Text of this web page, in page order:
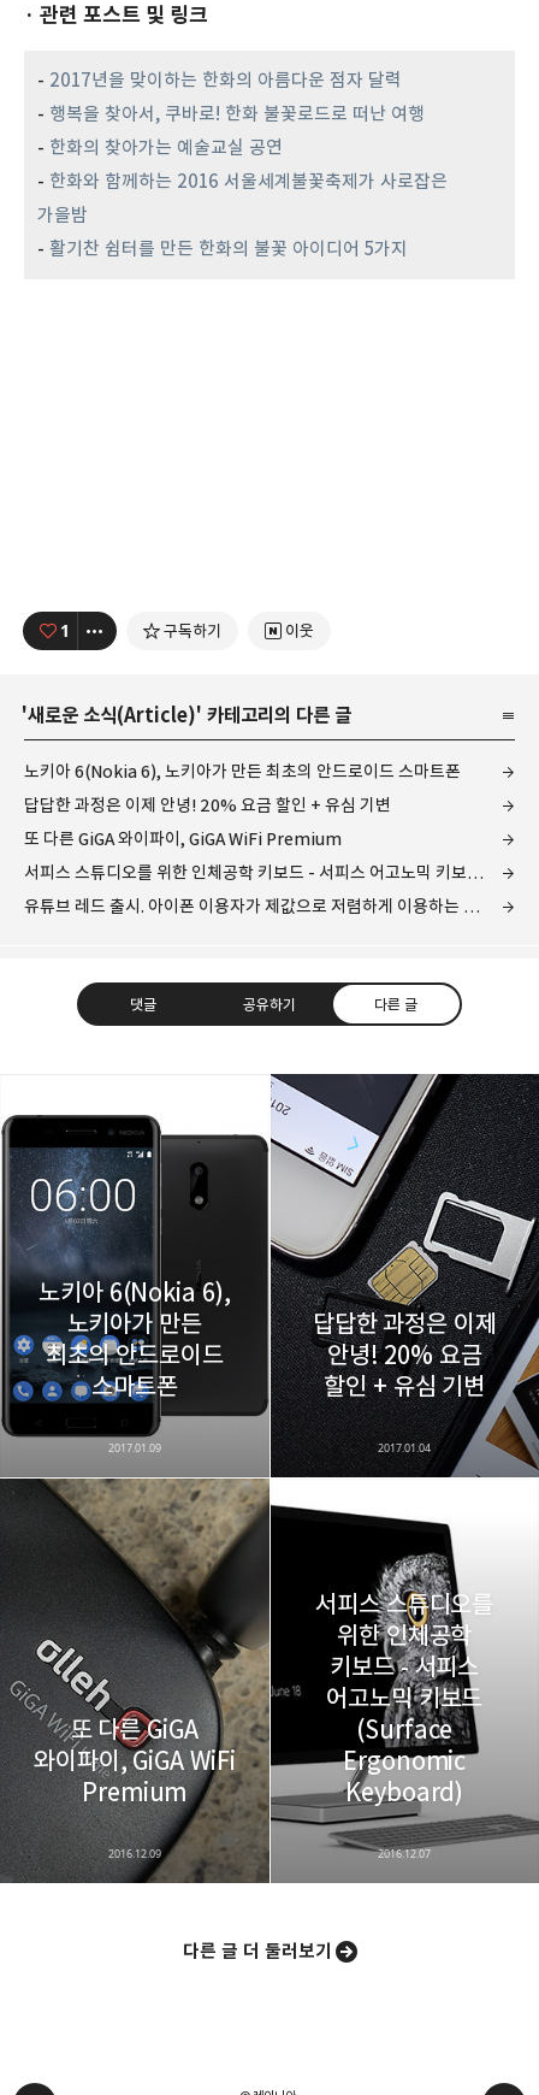
· 관련 포스트 및 링크
- 2017년을 맞이하는 한화의 아름다운 점자 달력
- 행복을 찾아서, 쿠바로! 한화 불꽃로드로 떠난 여행
- 한화의 찾아가는 예술교실 공연
- 한화와 함께하는 2016 서울세계불꽃축제가 사로잡은
가을밤
- 활기찬 쉼터를 만든 한화의 불꽃 아이디어 5가지
1 구독하기 이웃
'새로운 소식(Article)' 카테고리의 다른 글
노키아 6(Nokia 6), 노키아가 만든 최초의 안드로이드 스마트폰
답답한 과정은 이제 안녕! 20% 요금 할인 + 유심 기변
또 다른 GiGA 와이파이, GiGA WiFi Premium
서피스 스튜디오를 위한 인체공학 키보드 - 서피스 어고노믹 키보드(Surface Ergonomic Keyboard)
유튜브 레드 출시. 아이폰 이용자가 제값으로 저렴하게 이용하는 방법은?
댓글 공유하기 다른 글
레이니아
다방면의 깊은 관심과 얕은 이해도를 갖춘 보편적
비주류이자 진화하는 영원한 주변인.
구독하기
구독하기 카카오톡 라인 트위터
카카오스토리 밴드 네이버 블로그
노키아 6(Nokia 6),
노키아가 만든
최초의 안드로이드
스마트폰
2017.01.09
답답한 과정은 이제
안녕! 20% 요금
할인 + 유심 기변
2017.01.04
또 다른 GiGA
와이파이, GiGA WiFi
Premium
2016.12.09
서피스 스튜디오를
위한 인체공학
키보드 - 서피스
어고노믹 키보드
(Surface
Ergonomic
Keyboard)
2016.12.07
다른 글 더 둘러보기